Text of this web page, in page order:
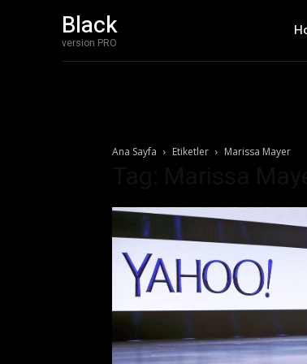
Black
version PRO
Ana Sayfa Etiketler Marissa Mayer